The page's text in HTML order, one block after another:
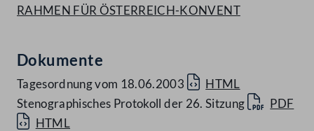
RAHMEN FÜR ÖSTERREICH-KONVENT
Dokumente
Tagesordnung vom 18.06.2003
HTML
Stenographisches Protokoll der 26. Sitzung
PDF
HTML